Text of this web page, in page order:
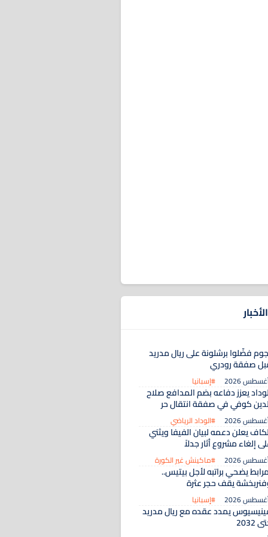
فضّلوا برشلونة على ريال مدريد
صفقة رودري
#إسبانيا
يعزز دفاعه بضم المدافع صلاح
كوفي في صفقة انتقال حر
#الوداد الرياضي
يعلن دعمه لبيان الفيفا ويثني
إلغاء مشروع أثار جدلاً
#ماكينش غير الكورة
يضحي براتبه لأجل بيتيس..
يقف حجر عثرة
#إسبانيا
يمدد عقده مع ريال مدريد
2032